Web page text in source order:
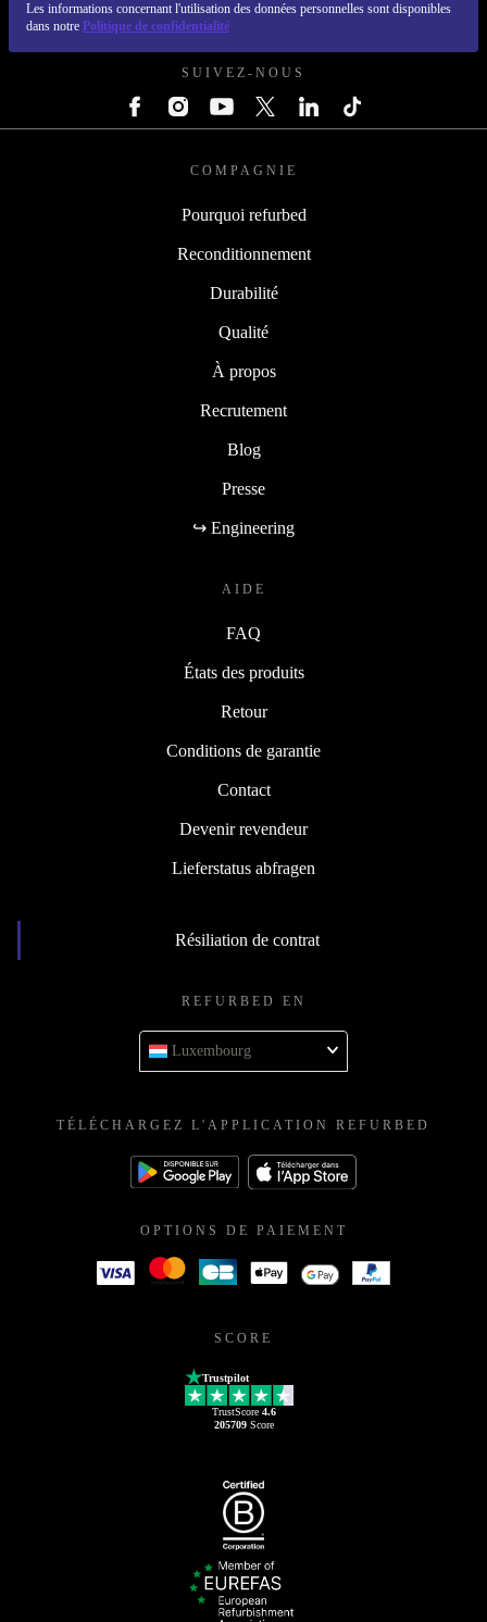
Les informations concernant l'utilisation des données personnelles sont disponibles
dans notre Politique de confidentialité
REFURBED LUXEMBOURG - RETHINK NEW.
SUIVEZ-NOUS
COMPAGNIE
Pourquoi refurbed
Reconditionnement
Durabilité
Qualité
À propos
Recrutement
Blog
Presse
↪ Engineering
AIDE
FAQ
États des produits
Retour
Conditions de garantie
Contact
Devenir revendeur
Lieferstatus abfragen
Résiliation de contrat
REFURBED EN
Luxembourg
TÉLÉCHARGEZ L'APPLICATION REFURBED
OPTIONS DE PAIEMENT
SCORE
Trustpilot
TrustScore 4.6
205709Score